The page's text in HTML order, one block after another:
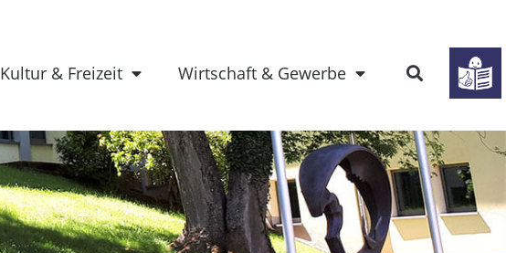
Kultur & Freizeit Wirtschaft & Gewerbe